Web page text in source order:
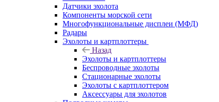
Датчики эхолота
Компоненты морской сети
Многофункциональные дисплеи (МФД)
Радары
Эхолоты и картплоттеры
Назад
Эхолоты и картплоттеры
Беспроводные эхолоты
Стационарные эхолоты
Эхолоты с картплоттером
Аксессуары для эхолотов